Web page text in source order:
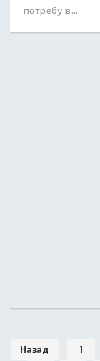
потребу в...
Назад 1